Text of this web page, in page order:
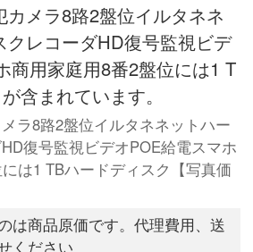
メラ8路2盤位イルタネネ
クレコーダHD復号監視ビデ
商用家庭用8番2盤位には1 T
含まれています。
ラ8路2盤位イルタネネットハー
復号監視ビデオPOE給電スマホ
は1 TBハードディスク【写真価
は商品原価です。代理費用、送
ください